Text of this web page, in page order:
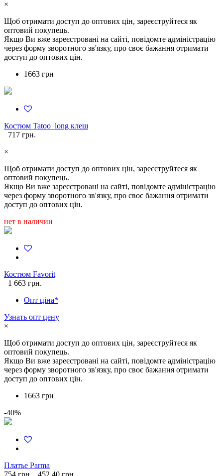
×
Щоб отримати доступ до оптових цін, зареєструйтеся як
оптовий покупець.
Якщо Ви вже зареєстровані на сайті, повідомте адміністрацію
через форму зворотного зв'язку, про своє бажання отримати
доступ до оптових цін.
1663 грн
Костюм Tatoo_long клеш
717 грн.
×
Щоб отримати доступ до оптових цін, зареєструйтеся як
оптовий покупець.
Якщо Ви вже зареєстровані на сайті, повідомте адміністрацію
через форму зворотного зв'язку, про своє бажання отримати
доступ до оптових цін.
нет в наличии
Костюм Favorit
1 663 грн.
Опт ціна*
Узнать опт цену
×
Щоб отримати доступ до оптових цін, зареєструйтеся як
оптовий покупець.
Якщо Ви вже зареєстровані на сайті, повідомте адміністрацію
через форму зворотного зв'язку, про своє бажання отримати
доступ до оптових цін.
1663 грн
-40%
Платье Parma